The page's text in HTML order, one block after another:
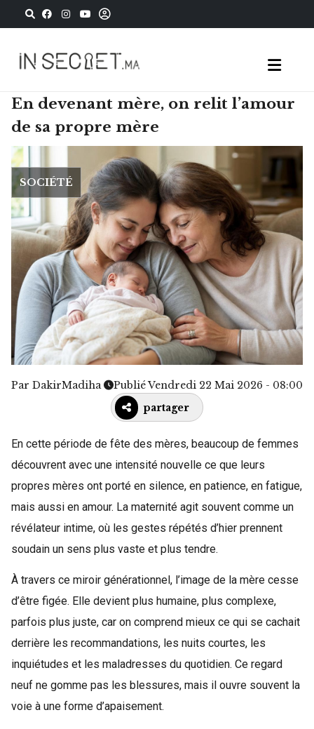
En devenant mère, on relit l’amour
de sa propre mère
SOCIÉTÉ
Par DakirMadiha
Publié Vendredi 22 Mai 2026 - 08:00
partager
En cette période de fête des mères, beaucoup de femmes
découvrent avec une intensité nouvelle ce que leurs
propres mères ont porté en silence, en patience, en fatigue,
mais aussi en amour. La maternité agit souvent comme un
révélateur intime, où les gestes répétés d’hier prennent
soudain un sens plus vaste et plus tendre.
À travers ce miroir générationnel, l’image de la mère cesse
d’être figée. Elle devient plus humaine, plus complexe,
parfois plus juste, car on comprend mieux ce qui se cachait
derrière les recommandations, les nuits courtes, les
inquiétudes et les maladresses du quotidien. Ce regard
neuf ne gomme pas les blessures, mais il ouvre souvent la
voie à une forme d’apaisement.